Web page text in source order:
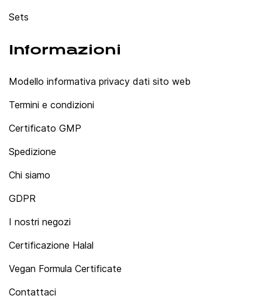
Sets
Informazioni
Modello informativa privacy dati sito web
Termini e condizioni
Certificato GMP
Spedizione
Chi siamo
GDPR
I nostri negozi
Certificazione Halal
Vegan Formula Certificate
Contattaci